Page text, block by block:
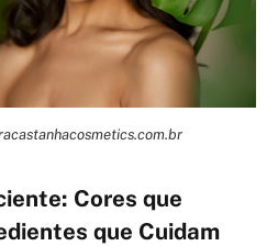
Cores que
que Cuidam